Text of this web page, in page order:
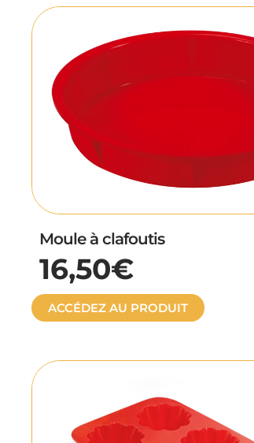
Moule à clafoutis
16,50€
ACCÉDEZ AU PRODUIT